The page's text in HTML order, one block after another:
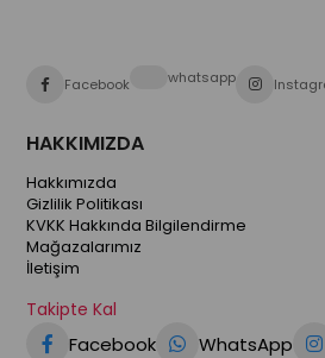
Facebook whatsapp
HAKKIMIZDA
Hakkımızda
Gizlilik Politikası
KVKK Hakkında Bilgilendirme
Mağazalarımız
İletişim
Takipte Kal
Facebook WhatsApp